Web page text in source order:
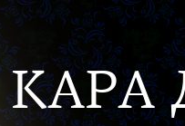
КАРА